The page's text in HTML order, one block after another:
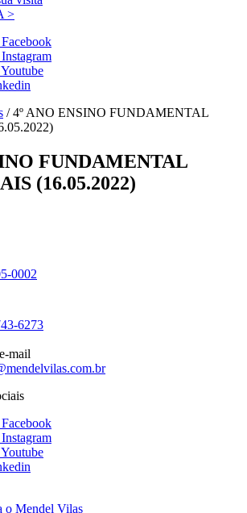
>
/4º ANO ENSINO FUNDAMENTAL
FUNDAMENTAL
(16.05.2022)
0002
6273
mail
o Mendel Vilas